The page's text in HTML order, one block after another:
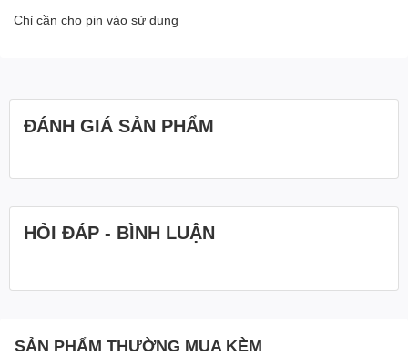
Chỉ cần cho pin vào sử dụng
ĐÁNH GIÁ SẢN PHẨM
HỎI ĐÁP - BÌNH LUẬN
SẢN PHẨM THƯỜNG MUA KÈM